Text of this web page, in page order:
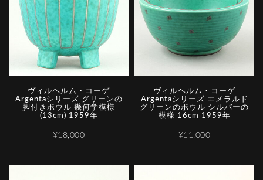
ヴィルヘルム・コーゲ
Argentaシリーズ グリーンの
脚付きボウル 幾何学模様
(13cm) 1959年
¥18,000
ヴィルヘルム・コーゲ
Argentaシリーズ エメラルド
グリーンのボウル シルバーの
模様 16cm 1959年
¥11,000